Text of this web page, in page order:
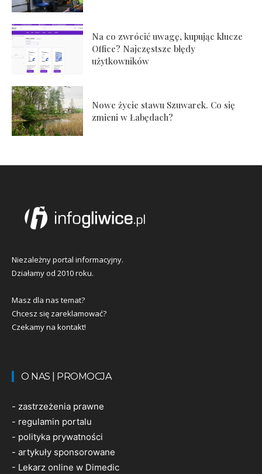
Na co zwrócić uwagę, kupując klucze
Office? Najczęstsze błędy
użytkowników
Nowe życie stawu Szuwarek. Co się
zmieni w Łabędach?
Niezależny portal informacyjny.
Działamy od 2010 roku.
Masz dla nas temat?
Chcesz się zareklamować?
Czekamy na kontakt!
O NAS | PROMOCJA
- zastrzeżenia prawne
- regulamin portalu
- polityka prywatności
- artykuły sponsorowane
- Lekarz online w Dimedic